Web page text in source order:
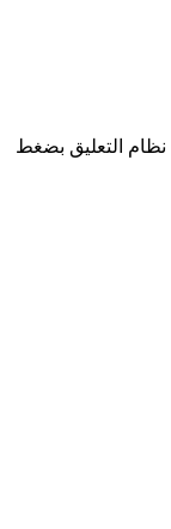
نظام التعليق بضغط